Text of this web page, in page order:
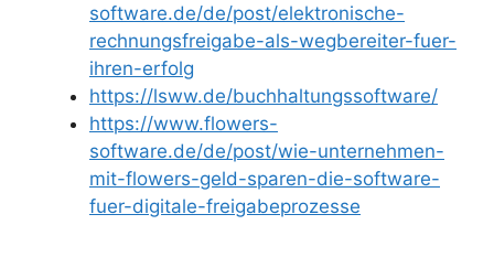
software.de/de/post/elektronische-
rechnungsfreigabe-als-wegbereiter-fuer-
ihren-erfolg
https://lsww.de/buchhaltungssoftware/
https://www.flowers-
software.de/de/post/wie-unternehmen-
mit-flowers-geld-sparen-die-software-
fuer-digitale-freigabeprozesse